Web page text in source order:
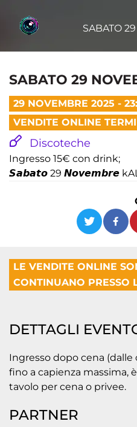
SABATO
SABATO 29
29 NOVEMBRE 2025 -
VENDITE ONLINE
Discoteche
Ingresso 15€ con drink;
𝙎𝙖𝙗𝙖𝙩𝙤 29 𝙉𝙤𝙫𝙚𝙢𝙗𝙧𝙚
LE VENDITE ONLINE
CONTINUANO PRESSO
DETTAGLI
Ingresso dopo cena (dalle
fino a capienza massima,
tavolo per cena o privee.
PARTNER